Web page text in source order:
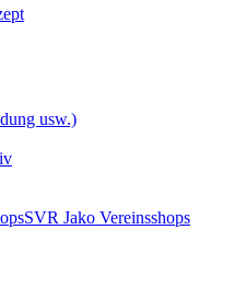
usw.)
SVR Jako Vereinsshops